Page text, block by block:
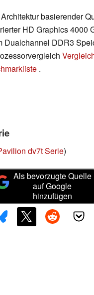
basierender
HD Graphics 4000
Dualchannel DDR3
.
dv7t Serie)
Als bevorzugte Quelle
auf Google
hinzufügen